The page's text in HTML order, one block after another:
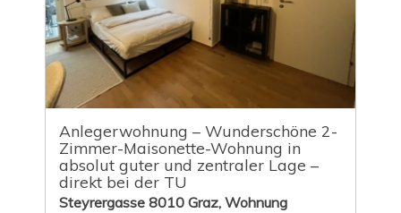
Anlegerwohnung – Wunderschöne 2-
Zimmer-Maisonette-Wohnung in
absolut guter und zentraler Lage –
direkt bei der TU
Steyrergasse 8010 Graz, Wohnung